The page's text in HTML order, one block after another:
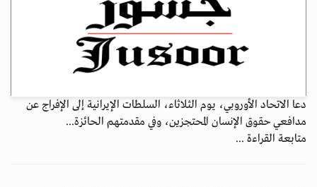
دعا الاتحاد الأوروبي، يوم الثلاثاء، السلطات الإيرانية إلى الإفراج عن
مدافعي حقوق الإنسان المحتجزين، وفي مقدمتهم الحائزة...
متابعة القراءة ...